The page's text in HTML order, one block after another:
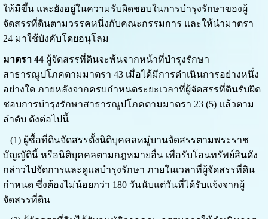
ให้มีขึ้น และยังอยู่ในความรับผิดชอบในการบำรุงรักษาของผู้
จัดสรรที่ดินตามวรรคหนึ่งกับคณะกรรมการ และให้นำมาตรา
24 มาใช้บังคับโดยอนุโลม
มาตรา 44ผู้จัดสรรที่ดินจะพ้นจากหน้าที่บำรุงรักษา
สาธารณูปโภคตามมาตรา 43 เมื่อได้มีการดำเนินการอย่างหนึ่ง
อย่างใด ภายหลังจากครบกำหนดระยะเวลาที่ผู้จัดสรรที่ดินรับผิด
ชอบการบำรุงรักษาสาธารณูปโภคตามมาตรา 23 (5) แล้วตาม
ลำดับ ดังต่อไปนี้
(1) ผู้ซื้อที่ดินจัดสรรตั้งนิติบุคคลหมู่บานจัดสรรตามพระราช
บัญญัตินี้ หรือนิติบุคคลตามกฎหมายอื่น เพื่อรับโอนทรัพย์สินดัง
กล่าวไปจัดการและดูแลบำรุงรักษา ภายในเวลาที่ผู้จัดสรรที่ดิน
กำหนด ซึ่งต้องไม่น้อยกว่า 180 วันนับแต่วันที่ได้รับแจ้งจากผู้
จัดสรรที่ดิน